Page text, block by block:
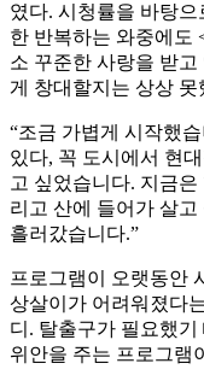
였다. 시청률을 바탕
한 반복하는 와중에도
소 꾸준한 사랑을 받
게 창대할지는 상상 못
“조금 가볍게 시작했
있다, 꼭 도시에서 현
고 싶었습니다. 지금
리고 산에 들어가 살
흘러갔습니다.”
프로그램이 오랫동안
상살이가 어려워졌다
디. 탈출구가 필요했
위안을 주는 프로그램